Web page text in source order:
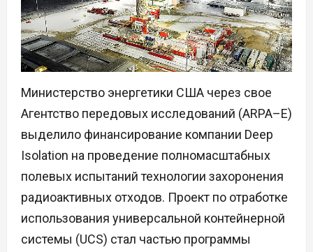
Министерство энергетики США через свое
Агентство передовых исследований (ARPA–E)
выделило финансирование компании Deep
Isolation на проведение полномасштабных
полевых испытаний технологии захоронения
радиоактивных отходов. Проект по отработке
использования универсальной контейнерной
системы (UCS) стал частью программы